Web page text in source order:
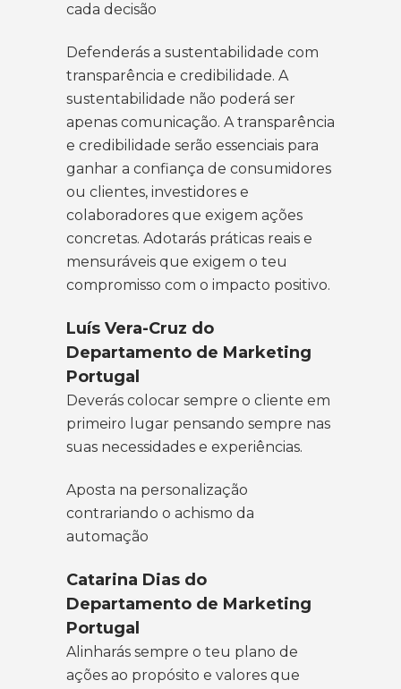
cada decisão
Defenderás a sustentabilidade com
transparência e credibilidade. A
sustentabilidade não poderá ser
apenas comunicação. A transparência
e credibilidade serão essenciais para
ganhar a confiança de consumidores
ou clientes, investidores e
colaboradores que exigem ações
concretas. Adotarás práticas reais e
mensuráveis que exigem o teu
compromisso com o impacto positivo.
Luís Vera-Cruz do
Departamento de Marketing
Portugal
Deverás colocar sempre o cliente em
primeiro lugar pensando sempre nas
suas necessidades e experiências.
Aposta na personalização
contrariando o achismo da
automação
Catarina Dias do
Departamento de Marketing
Portugal
Alinharás sempre o teu plano de
ações ao propósito e valores que